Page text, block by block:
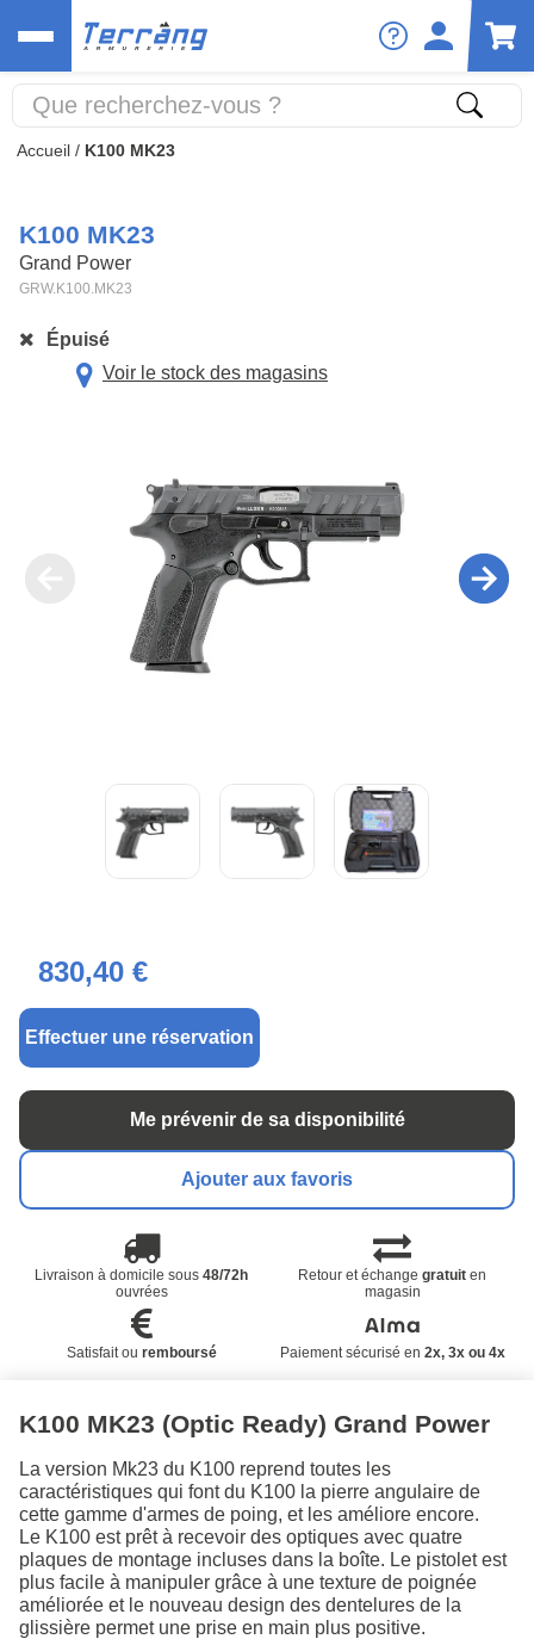
Accueil / K100 MK23
K100 MK23
Grand Power
GRW.K100.MK23
Épuisé
Voir le stock des magasins
830,40 €
Effectuer une réservation
Me prévenir de sa disponibilité
Ajouter aux favoris
Livraison à domicile sous48/72h
ouvrées
Retour et échangegratuit en
magasin
Satisfait ou remboursé Paiement sécurisé en 2x, 3x ou 4x
K100 MK23 (Optic Ready) Grand Power
La version Mk23 du K100 reprend toutes les
caractéristiques qui font du K100 la pierre angulaire de
cette gamme d'armes de poing, et les améliore encore.
Le K100 est prêt à recevoir des optiques avec quatre
plaques de montage incluses dans la boîte. Le pistolet est
plus facile à manipuler grâce à une texture de poignée
améliorée et le nouveau design des dentelures de la
glissière permet une prise en main plus positive.